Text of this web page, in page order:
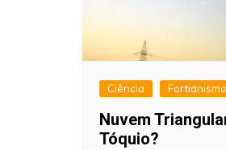
Ciência Fortianismo
Nuvem
Tóquio?